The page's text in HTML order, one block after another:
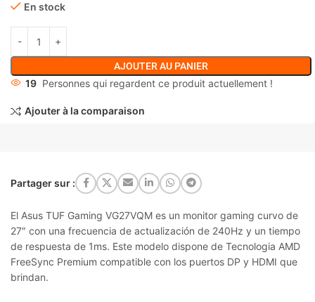
En stock
AJOUTER AU PANIER
19 Personnes qui regardent ce produit actuellement !
Ajouter à la comparaison
Partager sur :
El Asus TUF Gaming VG27VQM es un monitor gaming curvo de
27″ con una frecuencia de actualización de 240Hz y un tiempo
de respuesta de 1ms. Este modelo dispone de Tecnologia AMD
FreeSync Premium compatible con los puertos DP y HDMI que
brindan.